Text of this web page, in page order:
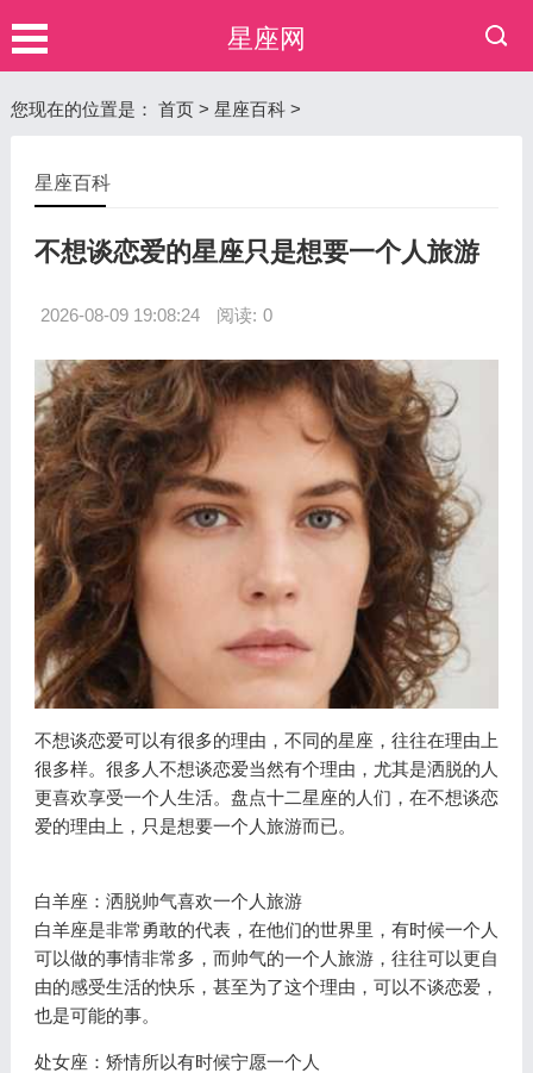
星座网
您现在的位置是： 首页> 星座百科>
星座百科
不想谈恋爱的星座只是想要一个人旅游
2026-08-09 19:08:24 阅读: 0
不想谈恋爱可以有很多的理由，不同的星座，往往在理由上
很多样。很多人不想谈恋爱当然有个理由，尤其是洒脱的人
更喜欢享受一个人生活。盘点十二星座的人们，在不想谈恋
爱的理由上，只是想要一个人旅游而已。
白羊座：洒脱帅气喜欢一个人旅游
白羊座是非常勇敢的代表，在他们的世界里，有时候一个人
可以做的事情非常多，而帅气的一个人旅游，往往可以更自
由的感受生活的快乐，甚至为了这个理由，可以不谈恋爱，
也是可能的事。
处女座：矫情所以有时候宁愿一个人